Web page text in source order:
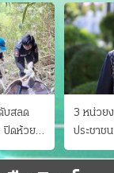
บสลด
ปิดห้วย
3 หน่วย
ประชาช
"หนู" กอ